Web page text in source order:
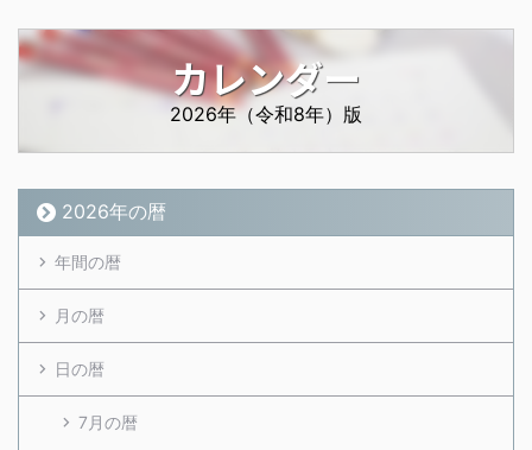
カレンダー
2026年（令和8年）版
2026年の暦
年間の暦
月の暦
日の暦
7月の暦